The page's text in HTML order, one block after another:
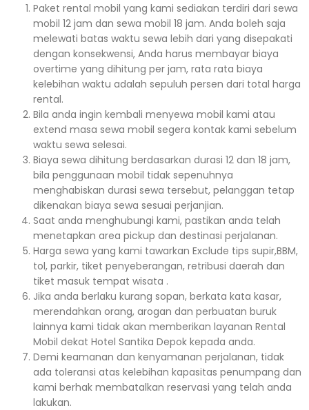
Paket rental mobil yang kami sediakan terdiri dari sewa
mobil 12 jam dan sewa mobil 18 jam. Anda boleh saja
melewati batas waktu sewa lebih dari yang disepakati
dengan konsekwensi, Anda harus membayar biaya
overtime yang dihitung per jam, rata rata biaya
kelebihan waktu adalah sepuluh persen dari total harga
rental.
Bila anda ingin kembali menyewa mobil kami atau
extend masa sewa mobil segera kontak kami sebelum
waktu sewa selesai.
Biaya sewa dihitung berdasarkan durasi 12 dan 18 jam,
bila penggunaan mobil tidak sepenuhnya
menghabiskan durasi sewa tersebut, pelanggan tetap
dikenakan biaya sewa sesuai perjanjian.
Saat anda menghubungi kami, pastikan anda telah
menetapkan area pickup dan destinasi perjalanan.
Harga sewa yang kami tawarkan Exclude tips supir,BBM,
tol, parkir, tiket penyeberangan, retribusi daerah dan
tiket masuk tempat wisata .
Jika anda berlaku kurang sopan, berkata kata kasar,
merendahkan orang, arogan dan perbuatan buruk
lainnya kami tidak akan memberikan layanan Rental
Mobil dekat Hotel Santika Depok kepada anda.
Demi keamanan dan kenyamanan perjalanan, tidak
ada toleransi atas kelebihan kapasitas penumpang dan
kami berhak membatalkan reservasi yang telah anda
lakukan.